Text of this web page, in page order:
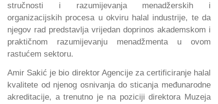
stručnosti i razumijevanja menadžerskih i
organizacijskih procesa u okviru halal industrije, te da
njegov rad predstavlja vrijedan doprinos akademskom i
praktičnom razumijevanju menadžmenta u ovom
rastućem sektoru.
Amir Sakić je bio direktor Agencije za certificiranje halal
kvalitete od njenog osnivanja do sticanja međunarodne
akreditacije, a trenutno je na poziciji direktora Muzeja